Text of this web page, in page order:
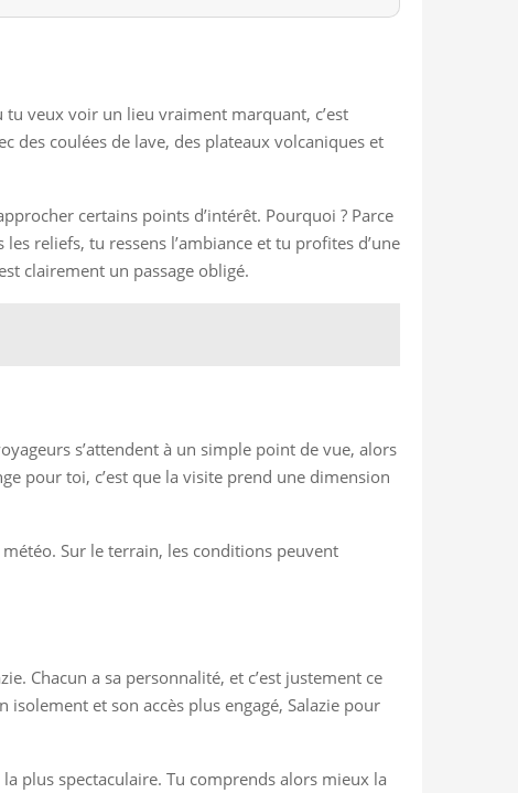
veux voir un lieu vraiment marquant, c’est
des coulées de lave, des plateaux volcaniques et
certains points d’intérêt. Pourquoi ? Parce
reliefs, tu ressens l’ambiance et tu profites d’une
clairement un passage obligé.
s’attendent à un simple point de vue, alors
pour toi, c’est que la visite prend une dimension
Sur le terrain, les conditions peuvent
Chacun a sa personnalité, et c’est justement ce
et son accès plus engagé, Salazie pour
plus spectaculaire. Tu comprends alors mieux la